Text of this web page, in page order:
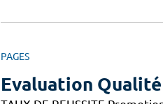
PAGES
Evaluation Qualité